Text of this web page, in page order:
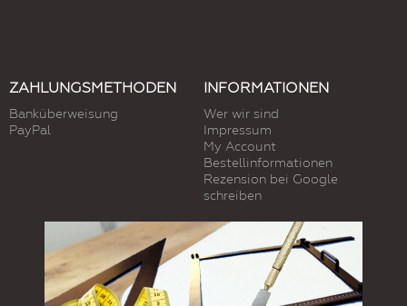
ZAHLUNGSMETHODEN
Banküberweisung
PayPal
INFORMATIONEN
Wer wir sind
Impressum
My Account
Bestellinformationen
Rezension bei Google
schreiben